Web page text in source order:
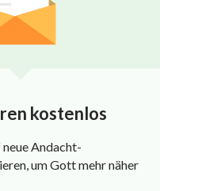
kostenlos
Andacht-
um Gott mehr näher